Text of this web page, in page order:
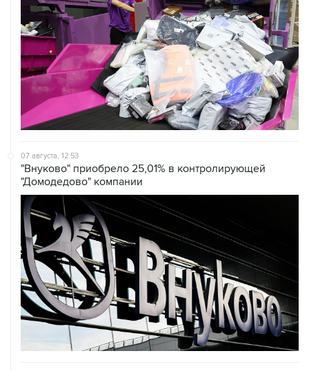
07 августа, 12:53
"Внуково" приобрело 25,01% в контролирующей
"Домодедово" компании